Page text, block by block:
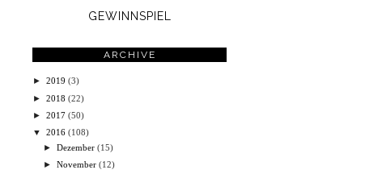
GEWINNSPIEL
ARCHIVE
► 2019 (3)
► 2018 (22)
► 2017 (50)
▼
2016 (108)
►Dezember (15)
►November (12)